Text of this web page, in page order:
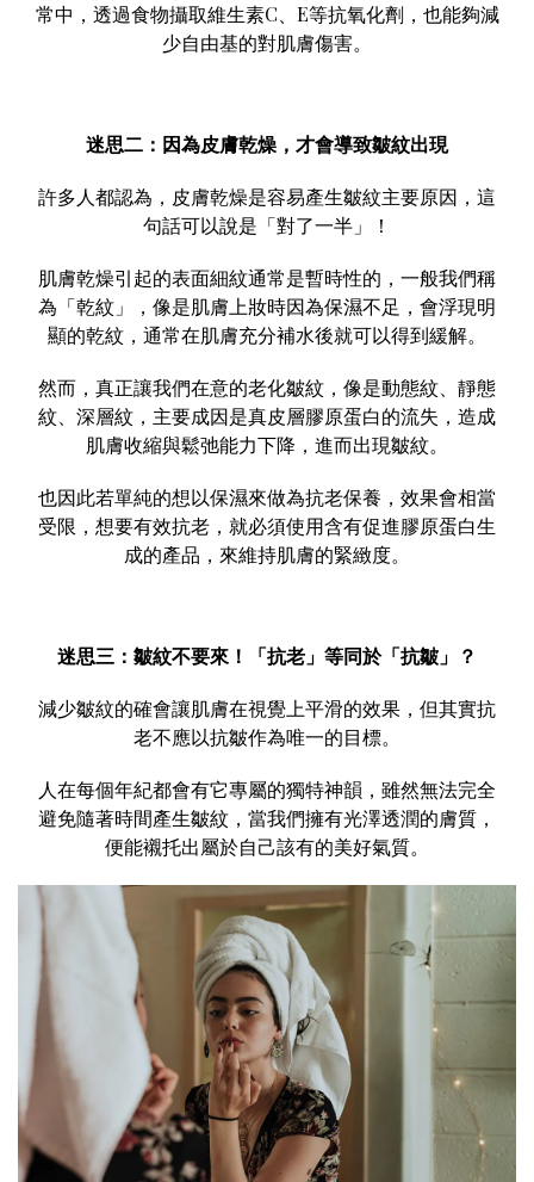
常中，透過食物攝取維生素C、E等抗氧化劑，也能夠減
少自由基的對肌膚傷害。
迷思二：因為皮膚乾燥，才會導致皺紋出現
許多人都認為，皮膚乾燥是容易產生皺紋主要原因，這
句話可以說是「對了一半」！
肌膚乾燥引起的表面細紋通常是暫時性的，一般我們稱
為「乾紋」，像是肌膚上妝時因為保濕不足，會浮現明
顯的乾紋，通常在肌膚充分補水後就可以得到緩解。
然而，真正讓我們在意的老化皺紋，像是動態紋、靜態
紋、深層紋，主要成因是真皮層膠原蛋白的流失，造成
肌膚收縮與鬆弛能力下降，進而出現皺紋。
也因此若單純的想以保濕來做為抗老保養，效果會相當
受限，想要有效抗老，就必須使用含有促進膠原蛋白生
成的產品，來維持肌膚的緊緻度。
迷思三：皺紋不要來！「抗老」等同於「抗皺」？
減少皺紋的確會讓肌膚在視覺上平滑的效果，但其實抗
老不應以抗皺作為唯一的目標。
人在每個年紀都會有它專屬的獨特神韻，雖然無法完全
避免隨著時間產生皺紋，當我們擁有光澤透潤的膚質，
便能襯托出屬於自己該有的美好氣質。